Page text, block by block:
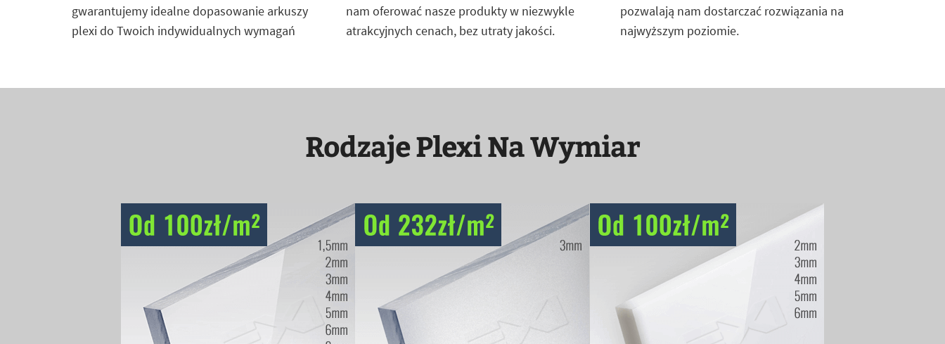
gwarantujemy idealne dopasowanie arkuszy
plexi do Twoich indywidualnych wymagań
nam oferować nasze produkty w niezwykle
atrakcyjnych cenach, bez utraty jakości.
pozwalają nam dostarczać rozwiązania na
najwyższym poziomie.
Rodzaje Plexi Na Wymiar